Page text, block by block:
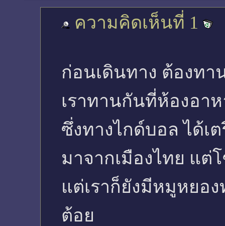
ความคิดเห็นที่ 1
ก่อนเดินทาง ต้องทา
เราทานกันที่ห้องอา
ซึ่งทางไกด์บอล ได้เ
มาจากเมืองไทย แ
แต่เราก็ยังมีหมูหยอ
ต้อย